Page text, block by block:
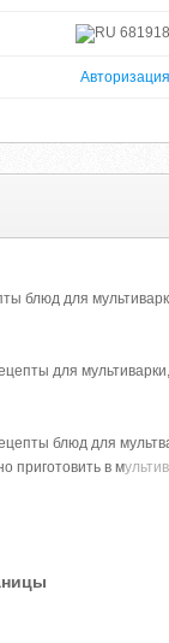
681918
Авторизация
блюд для
для
блюд для
приготовить в м